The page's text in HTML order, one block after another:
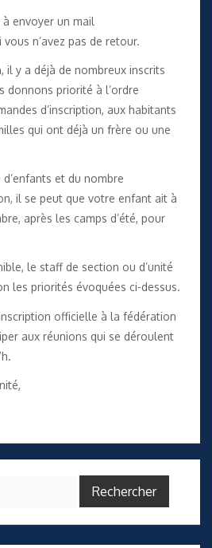
à envoyer un mail
vous n’avez pas de retour.
y a déjà de nombreux inscrits
donnons priorité à l’ordre
d’inscription, aux habitants
qui ont déjà un frère ou une
et du nombre
il se peut que votre enfant ait à
après les camps d’été, pour
le staff de section ou d’unité
les priorités évoquées ci-dessus.
officielle à la fédération
aux réunions qui se déroulent